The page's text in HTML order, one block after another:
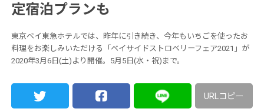
定宿泊プランも
東京ベイ東急ホテルでは、昨年に引き続き、今年もいちごを使ったお
料理をお楽しみいただける「ベイサイドストロベリーフェア2021」が
2020年3月6日(土)より開催。5月5日(水・祝)まで。
URLコピー